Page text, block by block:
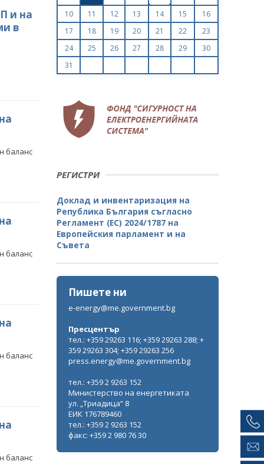
и на
в
баланс
баланс
баланс
баланс
10
11 12 13 14 15
16
17
18 19 20 21 22
23
24
25 26 27 28 29
30
31
РЕГИСТРИ
Доклад и инвентаризация на
Република България съгласно
Регламент (ЕС) 2024/1787 на
Европейския парламент и на
Съвета
Пишете ни
e-energy@me.government.bg
Пресцентър
тел.: +359 29263 116; +359 29263 288; +
359 29263 304; +359 29263 256
press.energy@me.government.bg
тел.: +359 2 9263 152
Министерство на енергетиката
ул. „Триадица“ 8
ЕИК 176789460
тел.: +359 2 9263 152
факс: +359 2 980 76 30